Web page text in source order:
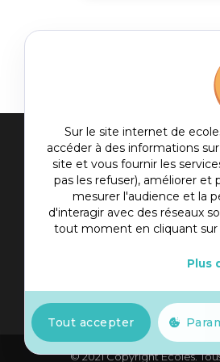
Sur le site internet de
accéder à des informations
site et vous fournir les
pas les refuser), améliorer et
mesurer l'audience et la
d'interagir avec des réseaux
tout moment en cliquant sur
Plus
Tout accepter
© 2021 Copyright Ecoles.